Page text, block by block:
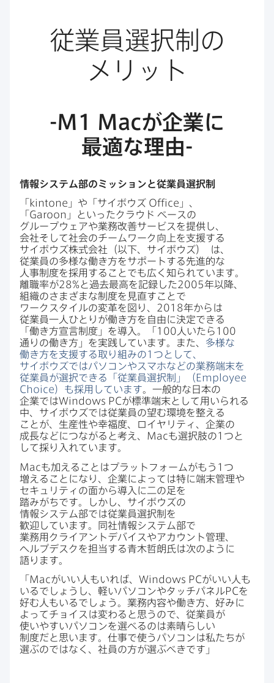
従業員選択制の​
メリット
-M1 Macが​企業に​
最適な​理由-
情報システム部の​ミッションと​従業員選択制
「 kintone 」や​「サイボウズ Office 」、
「 Garoon 」と​いった​クラウド ベースの​
グループウェアや​業務改善サービスを​提供し、​
会社そして​社会の​チームワーク向上を​支援する​
サイボウズ株式会社​（以下、​サイボウズ）
は、​
従業員の​多様な​働き方を​サポートする​先進的な​
人事制度を​採用する​ことでも​広く​知られています。​
離職率が28%と​過去最高を​記録した2005年以降、​
組織の​さまざまな​制度を​見直す​ことで​
ワークスタイルの​変革を​図り、
2018年からは​
従業員一人​ひとりが​働き方を​自由に​決定できる​
「働き方​宣言制度」を​導入。​「 100 人いたら 100
通りの​働き方」を​実践しています。​また、 多様な​
働き方を​支援する​取り組みの1 つと​して、​
サイボウズでは​パソコンや​スマホなどの​業務端末を​
従業員が​選択できる​「従業員選択制」​（ Employee
Choice）も​採用しています。​一般的な​日本の​
企業ではWindows PCが​標準端末と​して​用いられる​
中、​サイボウズでは​従業員の​望む環境を​整える​
ことが、​生産性や​幸福度、​ロイヤリティ、​企業の​
成長などに​つながると​考え、 Macも​選択肢の1 つと​
して​採り​入れています。
Macも​加える​ことは​プラットフォームが​もう 1 つ​
増える​ことに​なり、​企業に​よっては​特に​端末管理や​
セキュリティの​面から​導入に​二の​足を​
踏みがちです。​しかし、​サイボウズの​
情報システム部では​従業員選択制を​
歓迎しています。​同社情報システム部で​
業務用クライアントデバイスや​アカウント管理、​
ヘルプデスクを​担当する​青木哲朗氏は​次のように​
語ります。
「 Macが​いい​人も​いれば、Windows PCが​いい​人も​
いるでしょうし、​軽い​パソコンや​タッチパネルPCを​
好む​人も​いるでしょう。​業務内容や​働き方、​好みに​
よって​チョイスは​変わると​思うので、​従業員が​
使いやすい​パソコンを​選べるのは​素晴らしい​
制度だと​思います。​仕事で​使う​パソコンは​私たちが​
選ぶのではなく、​社員の​方が​選ぶべきです」